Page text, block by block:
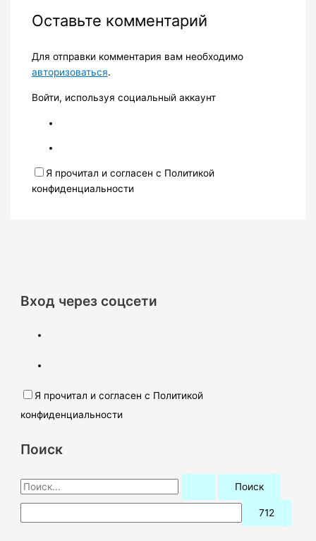
Оставьте комментарий
Для отправки комментария вам необходимо
авторизоваться.
Войти, используя социальный аккаунт
Я прочитал и согласен с Политикой
конфиденциальности
Вход через соцсети
Я прочитал и согласен с Политикой
конфиденциальности
Поиск
П
о
и